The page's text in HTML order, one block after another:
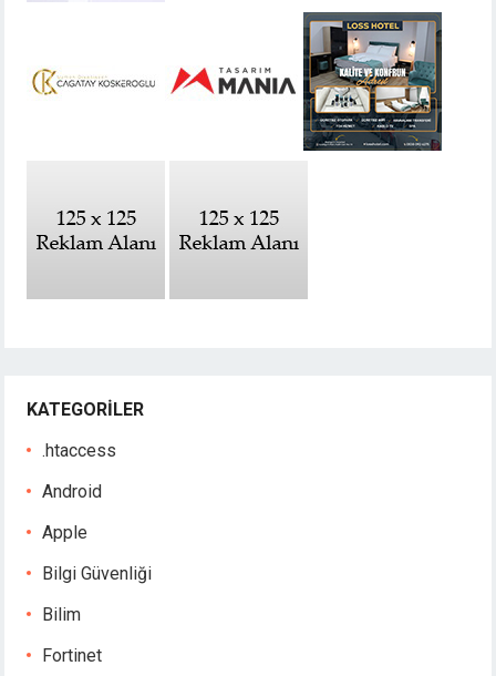
KATEGORILER
.htaccess
Android
Apple
Bilgi Güvenliği
Bilim
Fortinet